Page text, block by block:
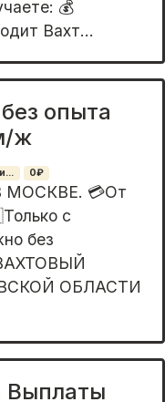
💰
Bахт...
опыта
ж
0₽
МОСКВЕ. 💳От
с
без
ВАХТОВЫЙ
ОБЛАСТИ
Выплаты